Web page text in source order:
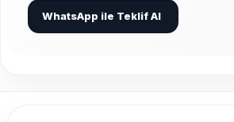
WhatsApp ile Teklif Al